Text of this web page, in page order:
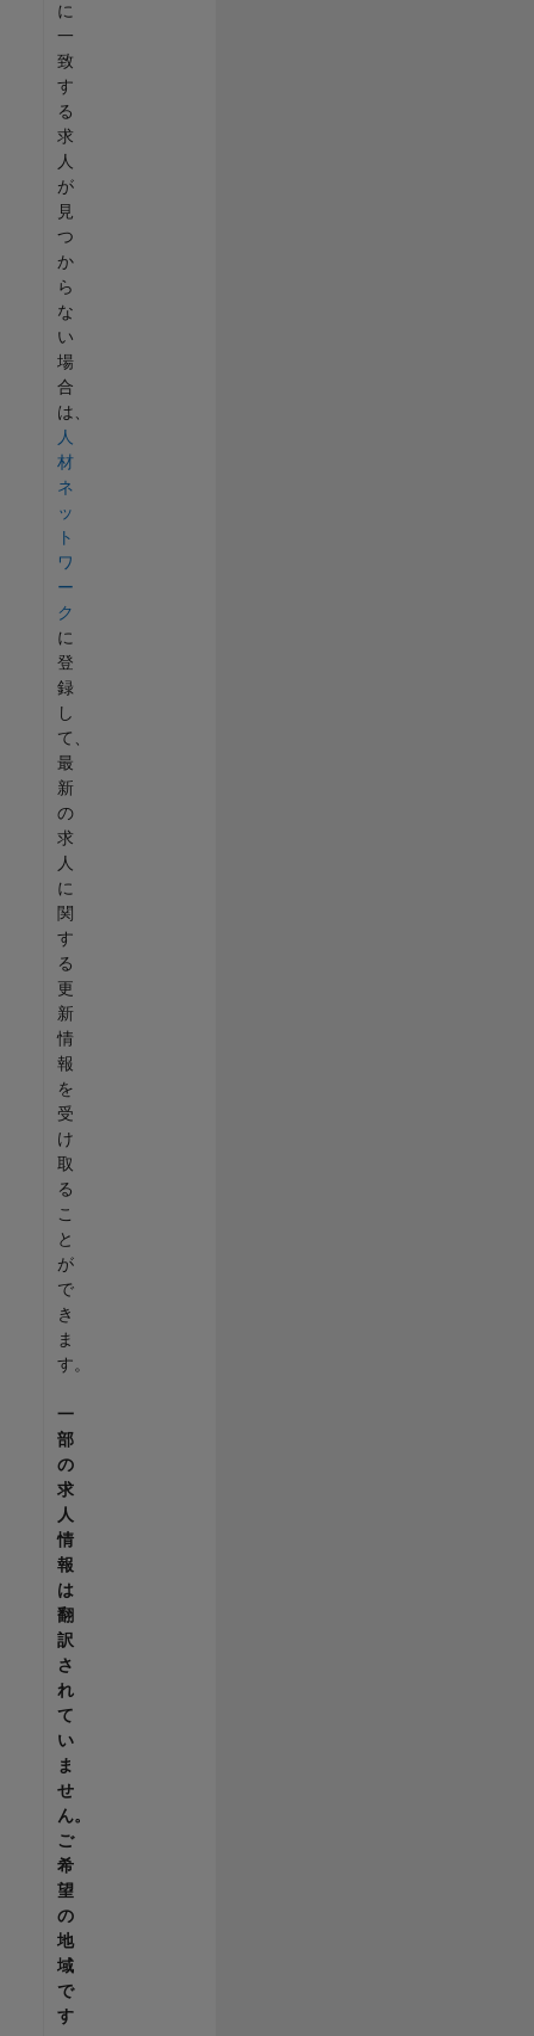
に
一
致
す
る
求
人
が
見
つ
か
ら
な
い
場
合
は、
人
材
ネ
ッ
ト
ワ
ー
ク
に
登
録
し
て、
最
新
の
求
人
に
関
す
る
更
新
情
報
を
受
け
取
る
こ
と
が
で
き
ま
す。
一
部
の
求
人
情
報
は
翻
訳
さ
れ
て
い
ま
せ
ん。
ご
希
望
の
地
域
で
す